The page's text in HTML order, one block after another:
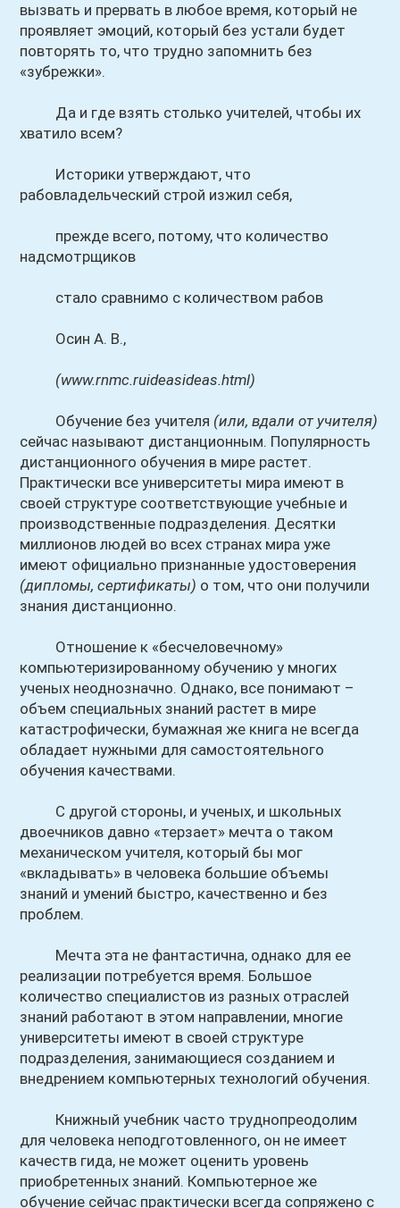
вызвать и прервать в любое время, который не
проявляет эмоций, который без устали будет
повторять то, что трудно запомнить без
«зубрежки».
Да и где взять столько учителей, чтобы их
хватило всем?
Историки утверждают, что
рабовладельческий строй изжил себя,
прежде всего, потому, что количество
надсмотрщиков
стало сравнимо с количеством рабов
Осин А. В.,
(www.rnmc.ruideasideas.html)
Обучение без учителя (или, вдали от учителя)
сейчас называют дистанционным. Популярность
дистанционного обучения в мире растет.
Практически все университеты мира имеют в
своей структуре соответствующие учебные и
производственные подразделения. Десятки
миллионов людей во всех странах мира уже
имеют официально признанные удостоверения
(дипломы, сертификаты) о том, что они получили
знания дистанционно.
Отношение к «бесчеловечному»
компьютеризированному обучению у многих
ученых неоднозначно. Однако, все понимают –
объем специальных знаний растет в мире
катастрофически, бумажная же книга не всегда
обладает нужными для самостоятельного
обучения качествами.
С другой стороны, и ученых, и школьных
двоечников давно «терзает» мечта о таком
механическом учителя, который бы мог
«вкладывать» в человека большие объемы
знаний и умений быстро, качественно и без
проблем.
Мечта эта не фантастична, однако для ее
реализации потребуется время. Большое
количество специалистов из разных отраслей
знаний работают в этом направлении, многие
университеты имеют в своей структуре
подразделения, занимающиеся созданием и
внедрением компьютерных технологий обучения.
Книжный учебник часто труднопреодолим
для человека неподготовленного, он не имеет
качеств гида, не может оценить уровень
приобретенных знаний. Компьютерное же
обучение сейчас практически всегда сопряжено с